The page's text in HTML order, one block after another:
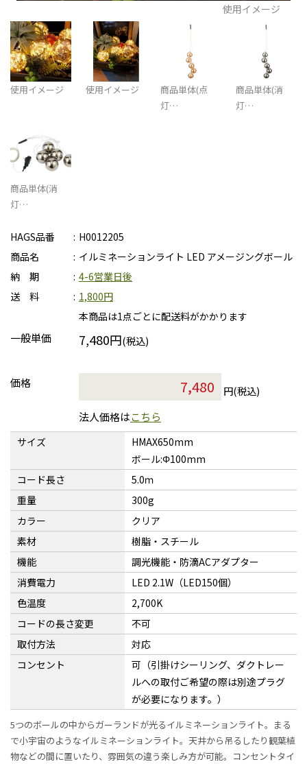
使用イメージ
使用イメージ 使用イメージ
商品単体(点
灯…
商品単体(消
灯…
商品単体(消
灯…
HAGS品番
H0012205
商品名
イルミネーションライト LED アメージングボール
納 期
4-6営業日後
送 料
1,800円
本商品は1点ごとに配送料がかかります
一般単価 7,480円(税込)
価格
円(税込)
法人価格はこちら
サイズ
HMAX650mm
ボール:Φ100mm
コード長さ
5.0ｍ
重量
300g
カラー
クリア
素材
樹脂・スチール
機能
調光機能・防滴ACアダプター
消費電力
LED 2.1W（LED150個）
色温度
2,700K
コードの長さ変更
不可
取付方法
対応
コンセント
可（引掛けシーリング、ダクトレー
ルへの取付ご希望の際は別途プラグ
が必要になります。）
5つのボールの中からガーランドが光るイルミネーションライト。まる
で小宇宙のようなイルミネーションライト。天井から吊るしたり観葉植
物などの間に置いたり、雰囲気の違う楽しみ方が可能。コンセントタイ